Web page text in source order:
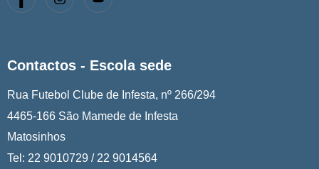
Contactos - Escola sede
Rua Futebol Clube de Infesta, nº 266/294
4465-166 São Mamede de Infesta
Matosinhos
Tel: 22 9010729 / 22 9014564